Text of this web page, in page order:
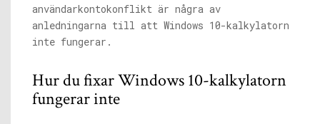
användarkontokonflikt är några av
anledningarna till att Windows 10-kalkylatorn
inte fungerar.
Hur du fixar Windows 10-kalkylatorn
fungerar inte